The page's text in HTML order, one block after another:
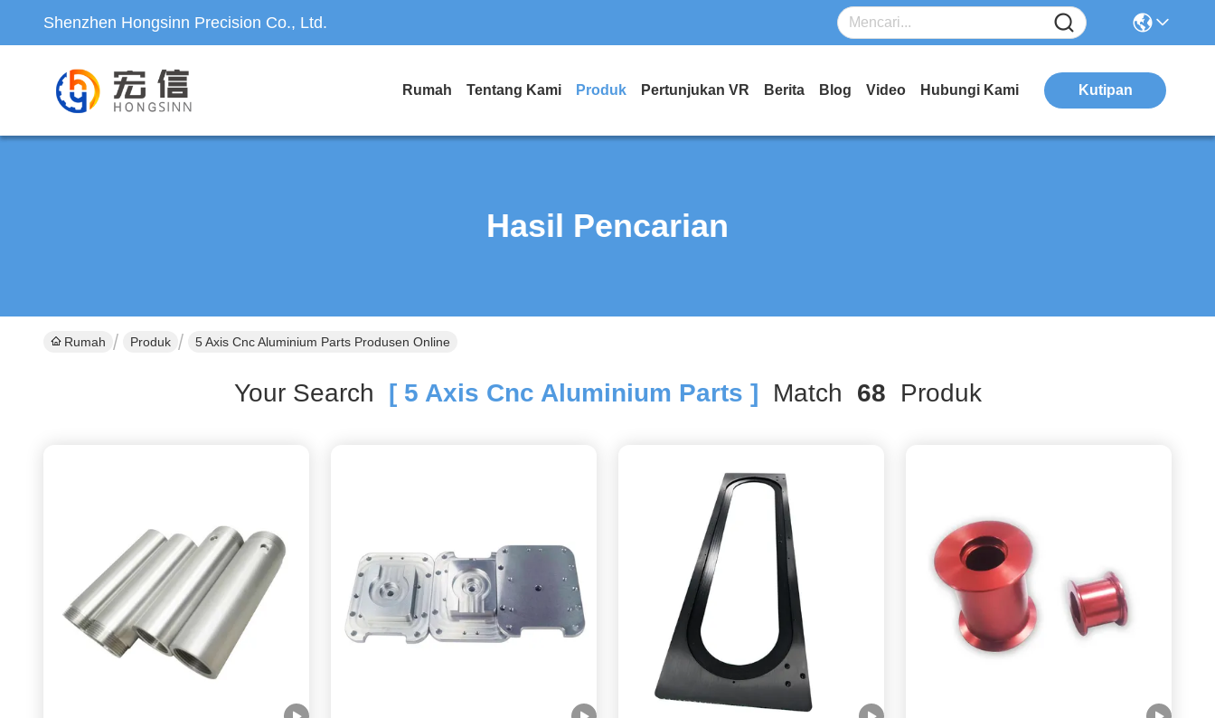
Shenzhen Hongsinn Precision Co., Ltd.
Rumah Tentang Kami Produk Pertunjukan VR Berita Blog Video Hubungi Kami Kutipan
Hasil Pencarian
Rumah Produk 5 Axis Cnc Aluminium Parts Produsen Online
Your Search [ 5 Axis Cnc Aluminium Parts ] Match 68 Produk